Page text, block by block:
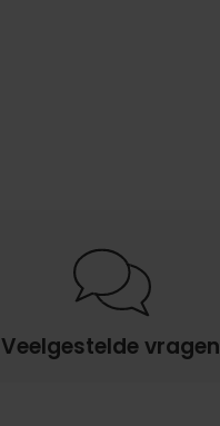
Veelgestelde vragen